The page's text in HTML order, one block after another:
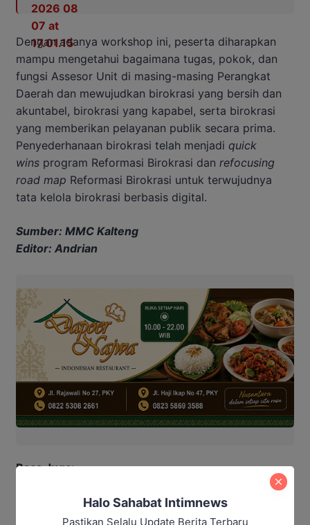
Dengan adanya workshop ini, peserta diharapkan
mampu mengetahui bagaimana tugas, pokok, dan
fungsi Assesor Unit di masing-masing Perangkat
Daerah dan mewujudkan birokrasi yang bersih dan
akuntabel, birokrasi yang kapabel, serta birokrasi
yang memberikan pelayanan publik secara prima.
Penyederhanaan birokrasi telah menjadi quick
wins program Reformasi Birokrasi dan refocusing
road map Reformasi Birokrasi untuk terwujudnya
tata kelola birokrasi berbasis digital.
Sumber: MMC Kalteng
Editor: Andrian
Baca Juga:
Program Cetak Sawah Capai 26
Ribu Hektar, Kalteng Siapkan
Halo Sahabat Intimnews
Pastikan Selalu Update Berita Terbaru